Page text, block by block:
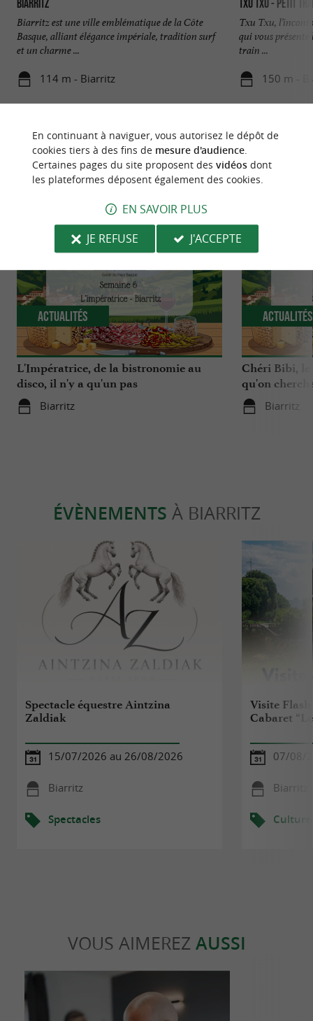
Biarritz
Biarritz est une ville emblématique de la Côte
Basque, alliant élégance impériale, tradition surf
et un charme ...
114 m - Biarritz
TXU TXU - Petit
Txu Txu,
qui vous
train ...
150 m -
NOUS AVONS TESTÉPOUR VOUS
L'Impératrice, de la bistronomie au
disco, il n'y a qu'un pas
Biarritz
Actualités
Chéri Bibi,
qu'on
Biarritz
Actualités
ÉVÈNEMENTS À BIARRITZ
Spectacle équestre Aintzina
Zaldiak
15/07/2026 au 26/08/2026
Biarritz
Spectacles
Visite
Cabaret
07/08/
Biarritz
Culture
VOUS AIMEREZ AUSSI
En continuant à naviguer, vous autorisez le dépôt de
cookies tiers à des fins de mesure d'audience.
Certaines pages du site proposent des vidéosdont
les plateformes déposent également des cookies.
EN SAVOIR PLUS
JE REFUSE
J'ACCEPTE